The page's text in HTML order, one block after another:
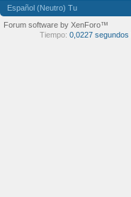
Español (Neutro) Tu
Forum software by XenForo™
Tiempo: 0,0227 segundos